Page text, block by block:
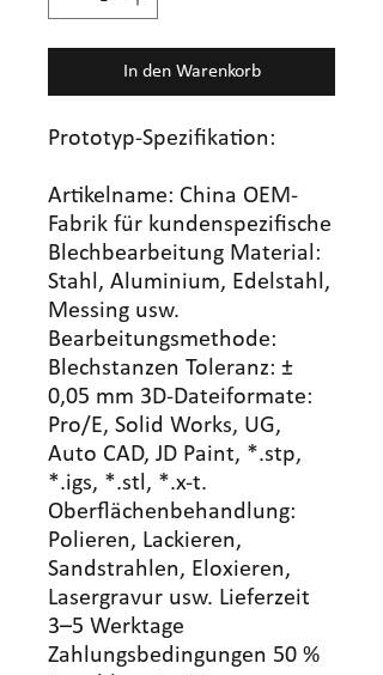
In den Warenkorb
Prototyp-Spezifikation:
Artikelname: China OEM-
Fabrik für kundenspezifische
Blechbearbeitung Material:
Stahl, Aluminium, Edelstahl,
Messing usw.
Bearbeitungsmethode:
Blechstanzen Toleranz: ±
0,05 mm 3D-Dateiformate:
Pro/E, Solid Works, UG,
Auto CAD, JD Paint, *.stp,
*.igs, *.stl, *.x-t.
Oberflächenbehandlung:
Polieren, Lackieren,
Sandstrahlen, Eloxieren,
Lasergravur usw. Lieferzeit
3–5 Werktage
Zahlungsbedingungen 50 %